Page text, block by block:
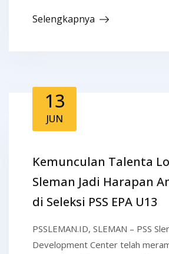
Selengkapnya
13
JUN
Kemunculan Talenta
Sleman Jadi Harapan
di Seleksi PSS EPA U13
PSSLEMAN.ID, SLEMAN – PSS
Development Center telah